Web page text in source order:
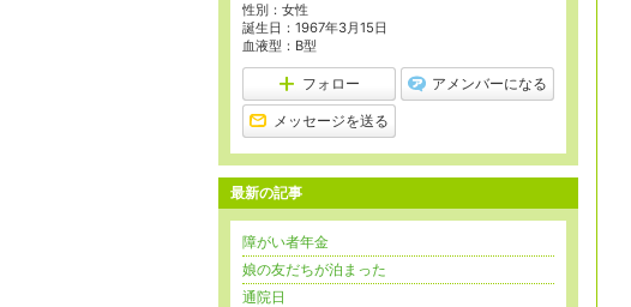
性別： 女性
誕生日： 1967年3月15日
血液型： B型
フォロー アメンバーになる
メッセージを送る
最新の記事
障がい者年金
娘の友だちが泊まった
通院日